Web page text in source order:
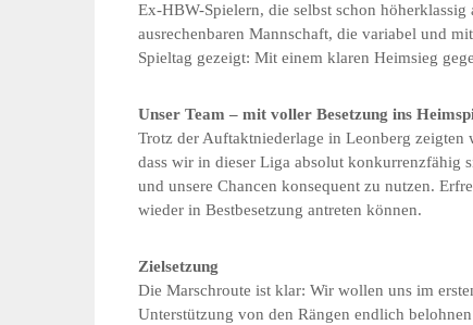
Ex-HBW-Spielern, die selbst schon
ausrechenbaren Mannschaft, die variabel und
Spieltag gezeigt: Mit einem klaren Heimsieg
Unser Team – mit voller Besetzung ins
Trotz der Auftaktniederlage in Leonberg zeigten
dass wir in dieser Liga absolut konkurrenzfähig
und unsere Chancen konsequent zu nutzen.
wieder in Bestbesetzung antreten können.
Zielsetzung
Die Marschroute ist klar: Wir wollen uns im
Unterstützung von den Rängen endlich